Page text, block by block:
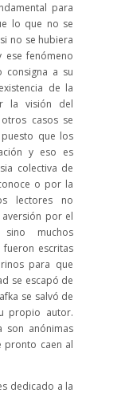
para
lo que no se
no se hubiera
ese fenómeno
consigna a su
de la
la visión del
casos se
que los
y eso es
colectiva de
o por la
lectores no
por el
muchos
escritas
para que
se escapó de
se salvó de
propio autor.
son anónimas
pronto caen al
dedicado a la